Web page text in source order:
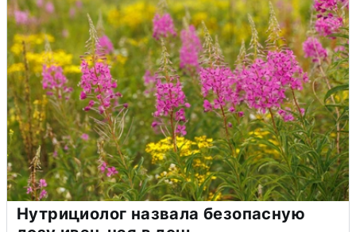
Нутрициолог назвала безопасную